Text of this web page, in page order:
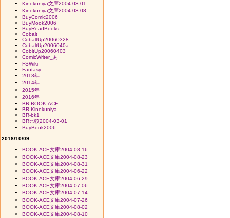
Kinokuniya文庫2004-03-01
Kinokuniya文庫2004-03-08
BuyComic2006
BuyMook2006
BuyReadBooks
Cobalt
CobaltUp20060328
CobaltUp2006040a
CobltUp20060403
ComicWriter_あ
FSWiki
Fantasy
2013年
2014年
2015年
2016年
BR-BOOK-ACE
BR-Kinokuniya
BR-bk1
BR比較2004-03-01
BuyBook2006
2018/10/09
BOOK-ACE文庫2004-08-16
BOOK-ACE文庫2004-08-23
BOOK-ACE文庫2004-08-31
BOOK-ACE文庫2004-06-22
BOOK-ACE文庫2004-06-29
BOOK-ACE文庫2004-07-06
BOOK-ACE文庫2004-07-14
BOOK-ACE文庫2004-07-26
BOOK-ACE文庫2004-08-02
BOOK-ACE文庫2004-08-10